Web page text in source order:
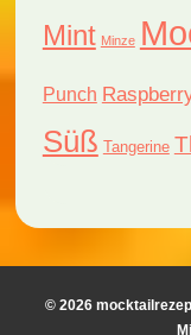
Mint Minze
Punch
Süß Tangerine
© 2026